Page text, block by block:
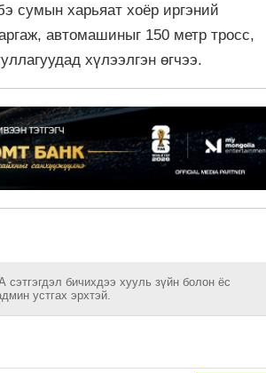
сумын харьяат хоёр иргэний
автомашиныг 150 метр тросс,
хүлээлгэн өгчээ.
бичихдээ хууль зүйн болон ёс
устгах эрхтэй.